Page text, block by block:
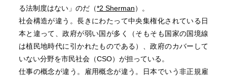
る法制度はない」のだ（*2 Sherman）。
社会構造が違う。長きにわたって中央集権化されている日
本と違って、政府が弱い国が多く（そもそも国家の国境線
は植民地時代に引かれたものである）、政府のカバーして
いない分野を市民社会（CSO）が担っている。
仕事の概念が違う。雇用概念が違う。日本でいう非正規雇